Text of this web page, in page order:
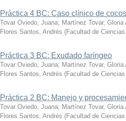
Práctica 4 BC: Caso clínico de
Tovar Oviedo, Juana; Martínez Tovar, Gloria
Flores Santos, Andrés (Facultad de
Práctica 3 BC: Exudado faríngeo
Tovar Oviedo, Juana; Martínez Tovar, Gloria
Flores Santos, Andrés (Facultad de
Práctica 2 BC: Manejo y
Tovar Oviedo, Juana; Martínez Tovar, Gloria
Flores Santos, Andrés (Facultad de